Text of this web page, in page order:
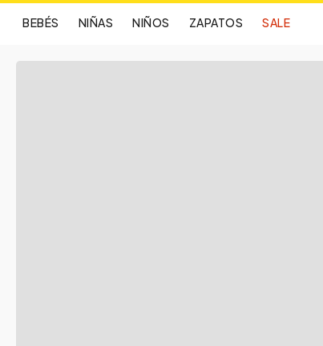
BEBÉS NIÑAS NIÑOS ZAPATOS SALE